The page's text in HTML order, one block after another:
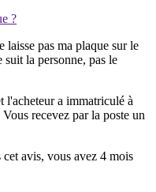
?
laisse pas ma plaque sur le
la personne, pas le
l'acheteur a immatriculé à
recevez par la poste un
avis, vous avez 4 mois